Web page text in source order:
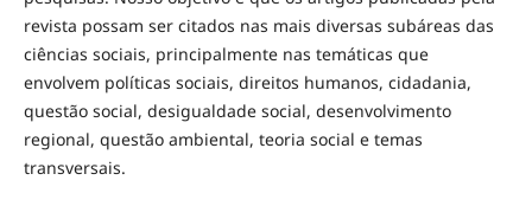
revista possam ser citados nas mais diversas subáreas das
ciências sociais, principalmente nas temáticas que
envolvem políticas sociais, direitos humanos, cidadania,
questão social, desigualdade social, desenvolvimento
regional, questão ambiental, teoria social e temas
transversais.